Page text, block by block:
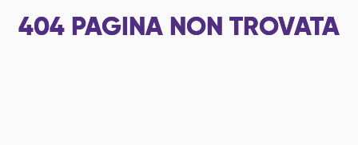
404 PAGINA NON TROVATA